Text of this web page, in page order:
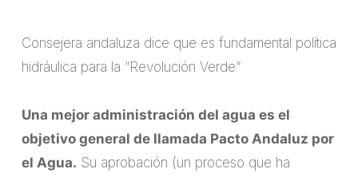
Consejera andaluza dice que es fundamental política
hidráulica para la “Revolución Verde”
Una mejor administración del agua es el
objetivo general de llamada Pacto Andaluz por
el Agua. Su aprobación (un proceso que ha